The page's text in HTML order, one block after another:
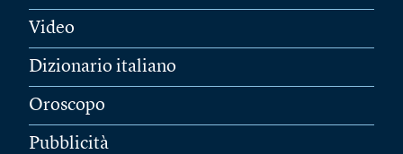
Video
Dizionario italiano
Oroscopo
Pubblicità